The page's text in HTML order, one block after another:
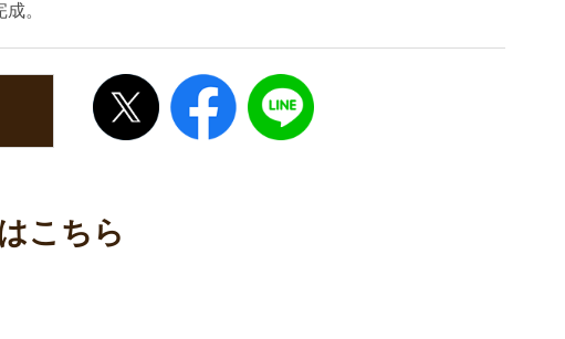
。
こちら